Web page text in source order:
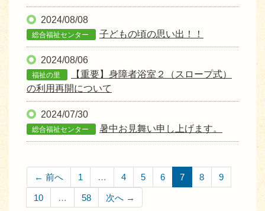
2024/08/08
総合福祉センター 子どもの頃の思い出！！
2024/08/06
福祉の里
【重要】身障者浴室２（スロープ式）
の利用再開について
2024/07/30
総合福祉センター 暑中お見舞い申し上げます。
← 前へ 1 … 4 5 6 7 8 9
10 … 58 次へ →